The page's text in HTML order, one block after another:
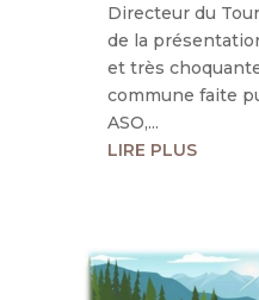
Directeur du
de la
et très
commune faite
ASO,...
LIRE PLUS